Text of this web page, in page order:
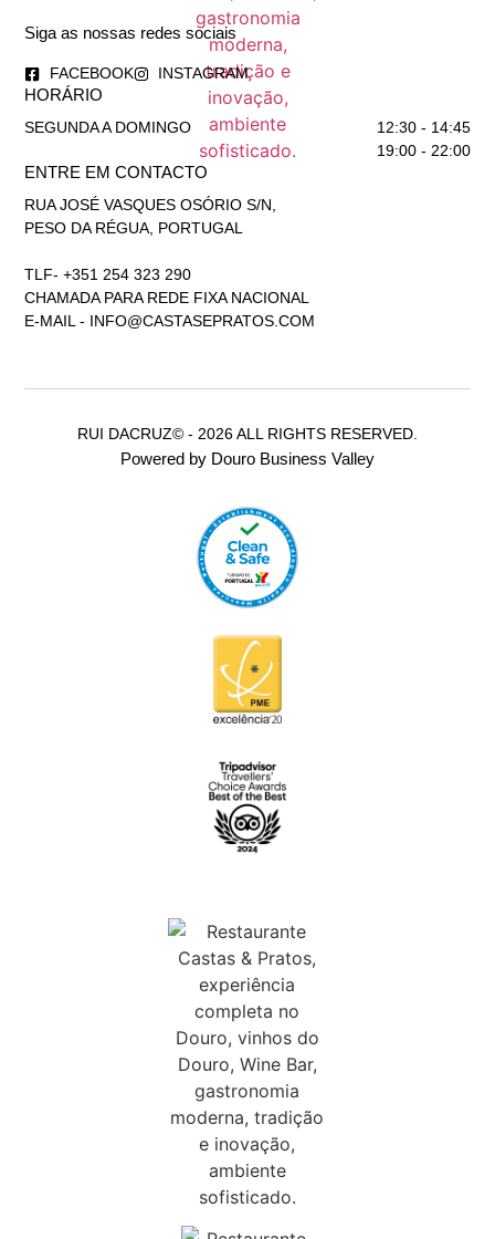
Siga as nossas redes sociais
FACEBOOK INSTAGRAM
HORÁRIO
SEGUNDA A DOMINGO
12:30 - 14:45
19:00 - 22:00
ENTRE EM CONTACTO
RUA JOSÉ VASQUES OSÓRIO S/N,
PESO DA RÉGUA, PORTUGAL
TLF- +351 254 323 290
CHAMADA PARA REDE FIXA NACIONAL
E-MAIL - INFO@CASTASEPRATOS.COM
RUI DACRUZ© - 2026 ALL RIGHTS RESERVED.
Powered by Douro Business Valley